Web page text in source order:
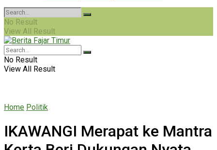
No Result
View All Result
No Result
View All Result
Home Politik
IKAWANGI Merapat ke Mantra